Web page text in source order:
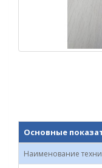
Основные
Наименование